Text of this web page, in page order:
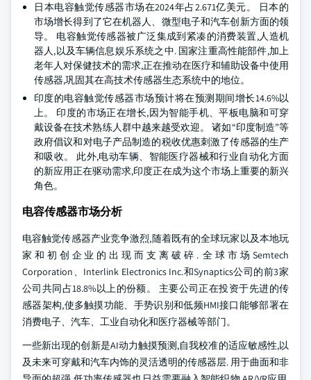
日本电容触觉传感器市场在2024年占2.671亿美元。 日本的
市场增长得到了它在机器人、微型电子和汽车创新方面的领
导。 电容触觉传感器被广泛集成到紧凑的消费装置,人造机
器人,以及车辆信息娱乐系统之中. 国家注重高性能部件,加上
老年人对保健技术的需求,正在推动在医疗和辅助设备中使用
传感器,巩固其在高技术传感器生态系统中的地位。
印度的电容触觉传感器市场预计将在预测期间增长14.6%以
上。 印度的市场正在增长,因为智能手机、平板电脑和可穿
戴设备在技术熟练人群中越来越受欢迎。 诸如“印度制造”等
政府倡议和对电子产品制造的税收优惠刺激了传感器的生产
和吸收。 此外,电动车辆、智能医疗器械和行业自动化方面
的新应用正在驱动需求,印度正在成为这个市场上重要的新兴
角色。
电容传感器市场分析
电容触觉传感器产业竞争激烈,随着既有的全球玩家以及本地玩
家和初创企业的出现而支离破碎. 全球市场Semtech
Corporation、Interlink Electronics Inc.和Synaptics公司的前3家
公司共同占18.8%以上的份额。 主要公司正在投资于先进的传
感器架构,使多触摸功能、手势识别和低频HMI接口能够部署在
消费电子、汽车、工业自动化和医疗器械等部门。
一些新出现的创新是AI动力触摸预测,自我校准的适应敏感性,以
及未来可穿戴和汽车内饰的灵活透明的传感器层. 用于曲面和非